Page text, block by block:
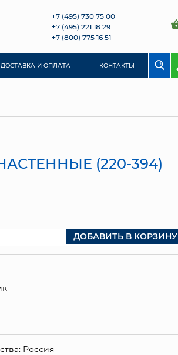
+7 (495) 730 75 00
+7 (495) 221 18 29
+7 (800) 775 16 51
ДОСТАВКА И ОПЛАТА КОНТАКТЫ
(220-394)
ДОБАВИТЬ В КОРЗИНУ
Россия